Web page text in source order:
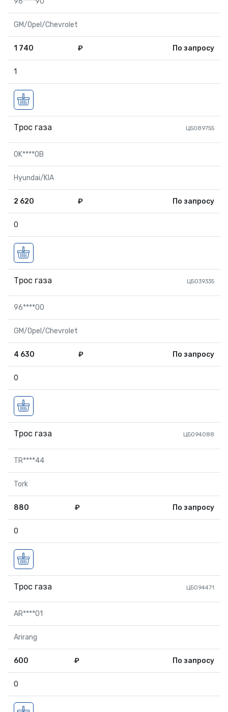
GM/Opel/Chevrolet
1 740 ₽ По запросу
1
Трос газа ЦБ089755
0K****0B
Hyundai/KIA
2 620 ₽ По запросу
0
Трос газа ЦБ039335
96****00
GM/Opel/Chevrolet
4 630 ₽ По запросу
0
Трос газа ЦБ094088
TR****44
Tork
880 ₽ По запросу
0
Трос газа ЦБ094471
AR****01
Arirang
600 ₽ По запросу
0